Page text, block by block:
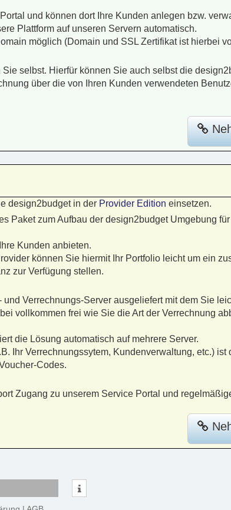
und können dort Ihre Kunden anlegen bzw.
Plattform auf unseren Servern automatisch.
möglich (Domain und SSL Zertifikat ist hierbei
selbst. Hierfür können Sie auch selbst die
über die von Ihren Kunden verwendeten
design2budget in der Provider Edition einsetzen.
Paket zum Aufbau der design2budget Umgebung
Kunden anbieten.
können Sie hiermit Ihr Portfolio leicht um ein
zur Verfügung stellen.
Verrechnungs-Server ausgeliefert mit dem Sie
vollkommen frei wie Sie die Art der Verrechnung
die Lösung automatisch auf mehrere Server.
Ihr Verrechnungssytem, Kundenverwaltung, etc.)
Codes.
Zugang zu unserem Service Portal und